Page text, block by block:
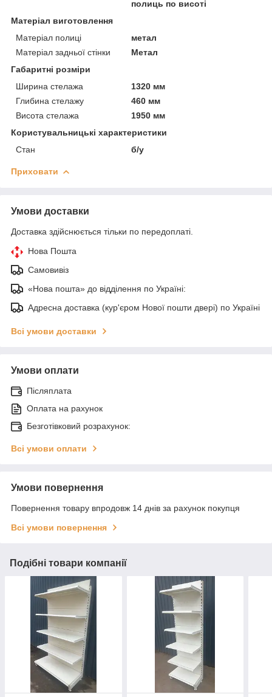
полиць по висоті
Матеріал виготовлення
Матеріал полиці
метал
Матеріал задньої стінки
Метал
Габаритні розміри
Ширина стелажа
1320 мм
Глибина стелажу
460 мм
Висота стелажа
1950 мм
Користувальницькі характеристики
Стан
б/у
Приховати
Умови доставки
Доставка здійснюється тільки по передоплаті.
Нова Пошта
Самовивіз
«Нова пошта» до відділення по Україні:
Адресна доставка (кур'єром Нової пошти двері) по Україні
Всі умови доставки
Умови оплати
Післяплата
Оплата на рахунок
Безготівковий розрахунок:
Всі умови оплати
Умови повернення
Повернення товару впродовж 14 днів за рахунок покупця
Всі умови повернення
Подібні товари компанії